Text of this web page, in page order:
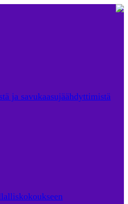
ja savukaasujäähdyttimistä